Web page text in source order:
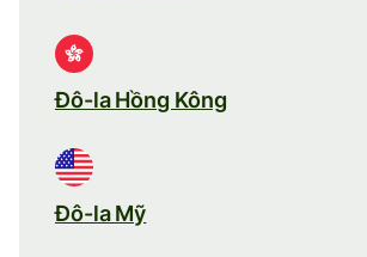
Đô-la Hồng Kông
Đô-la Mỹ